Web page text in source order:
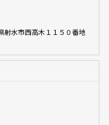
射水市西高木１１５０番地